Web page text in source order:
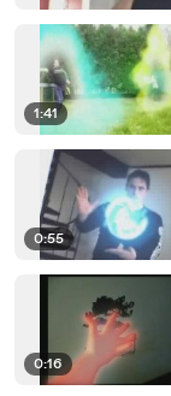
1:41
0:55
0:16